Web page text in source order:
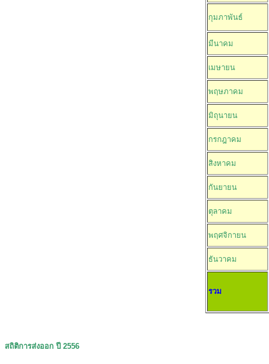
กุมภาพันธ์
มีนาคม
เมษายน
พฤษภาคม
มิถุนายน
กรกฎาคม
สิงหาคม
กันยายน
ตุลาคม
พฤศจิกายน
ธันวาคม
รวม
สถิติการส่งออก ปี
[หน่วย :